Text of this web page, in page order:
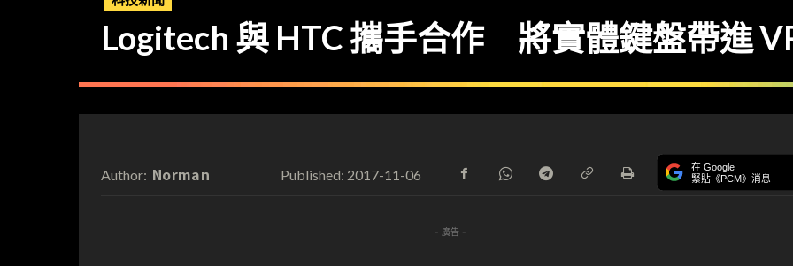
Logitech 與 HTC 攜手合作 將實體鍵盤帶進
Author: Norman Published: 2017-11-06 在 Google
緊貼《PCM》消息
- 廣告 -